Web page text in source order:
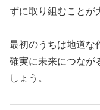
ずに取り組むことが
最初のうちは地道な
確実に未来につなが
しょう。